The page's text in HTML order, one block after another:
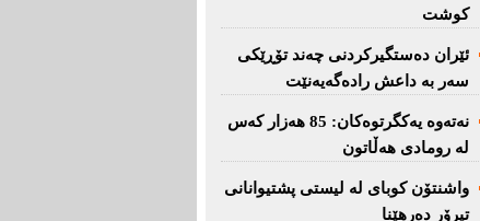
کوشت
ئێران دەستگیرکردنى چه‌ند تۆڕێكی‌
سه‌ر به‌ داعش رادەگەیەنێت
نەتەوە یەكگرتوەكان: 85 هەزار كەس
لە رومادی هەڵاتون
واشنتۆن كوبای لە لیستی پشتیوانانی
تیرۆر دەرهێنا